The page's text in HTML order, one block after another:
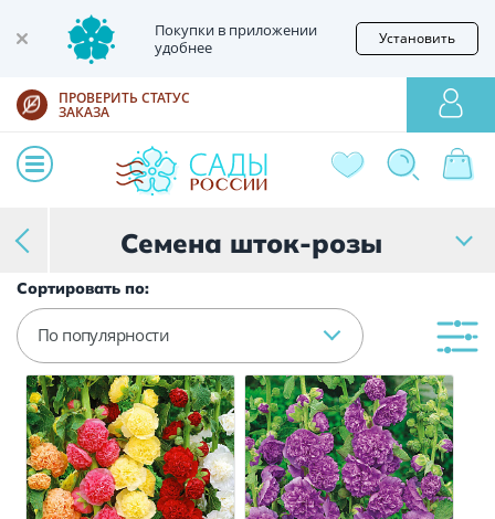
Покупки в приложении
удобнее
Установить
ПРОВЕРИТЬ СТАТУС
ЗАКАЗА
Семена шток-розы
Сортировать по:
По популярности